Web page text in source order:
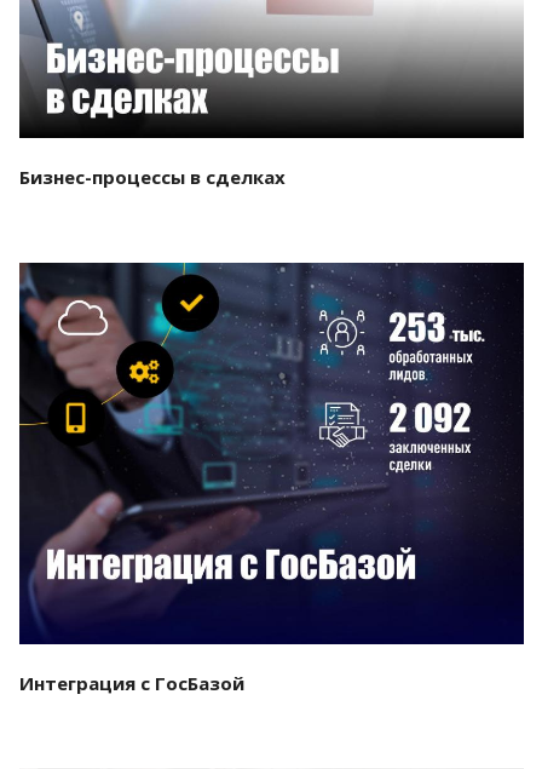
Бизнес-процессы в сделках
Смотреть проект
Интеграция с ГосБазой